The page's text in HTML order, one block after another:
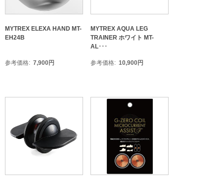
MYTREX ELEXA HAND MT-
EH24B
参考価格 7,900円
MYTREX AQUA LEG
TRAINER ホワイト MT-
AL･･･
参考価格 10,900円